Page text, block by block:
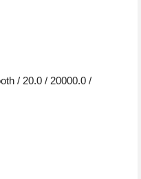
/ 20.0 / 20000.0 /